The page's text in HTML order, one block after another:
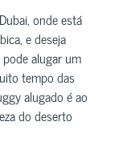
onde está
e deseja
alugar um
tempo das
alugado é ao
do deserto